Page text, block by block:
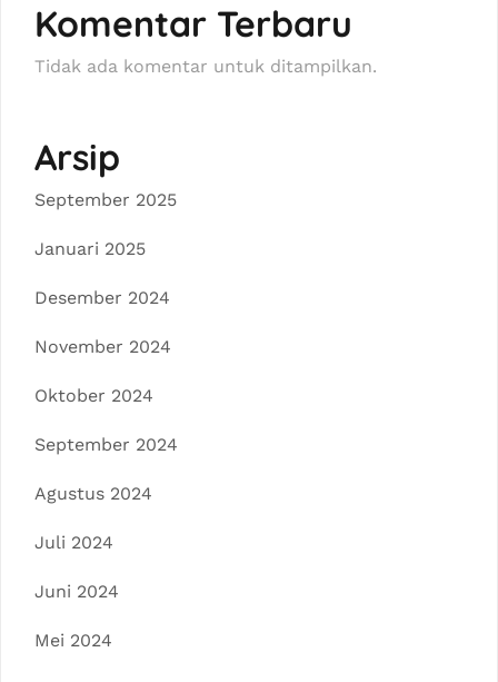
Komentar Terbaru
Tidak ada komentar untuk ditampilkan.
Arsip
September 2025
Januari 2025
Desember 2024
November 2024
Oktober 2024
September 2024
Agustus 2024
Juli 2024
Juni 2024
Mei 2024